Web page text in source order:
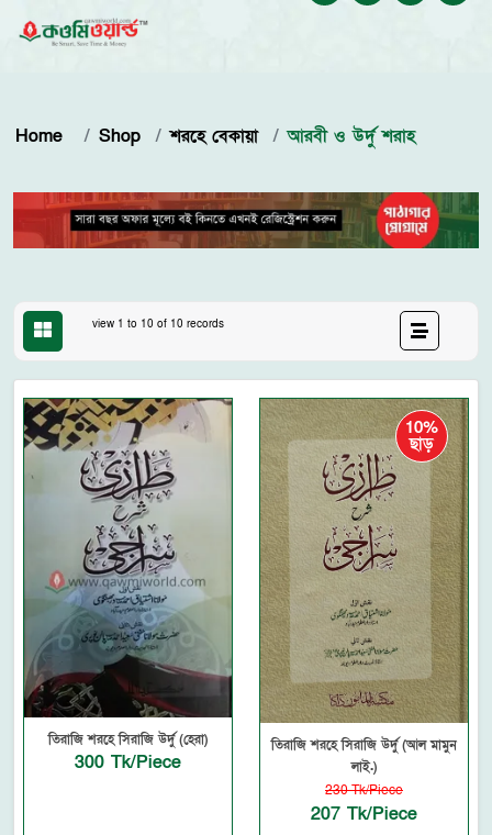
Home Shop শরহে বেকায়া আরবী ও উর্দু শরাহ
view 1 to 10 of 10 records
তিরাজি শরহে সিরাজি উর্দু (হেরা)
300 Tk/Piece
10%
ছাড়
তিরাজি শরহে সিরাজি উর্দু (আল মামুন
লাই.)
230 Tk/Piece
207 Tk/Piece